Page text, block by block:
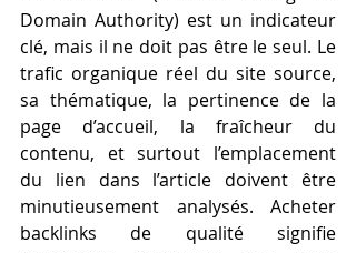
Domain Authority) est un indicateur
clé, mais il ne doit pas être le seul. Le
trafic organique réel du site source,
sa thématique, la pertinence de la
page d’accueil, la fraîcheur du
contenu, et surtout l’emplacement
du lien dans l’article doivent être
minutieusement analysés. Acheter
backlinks de qualité signifie